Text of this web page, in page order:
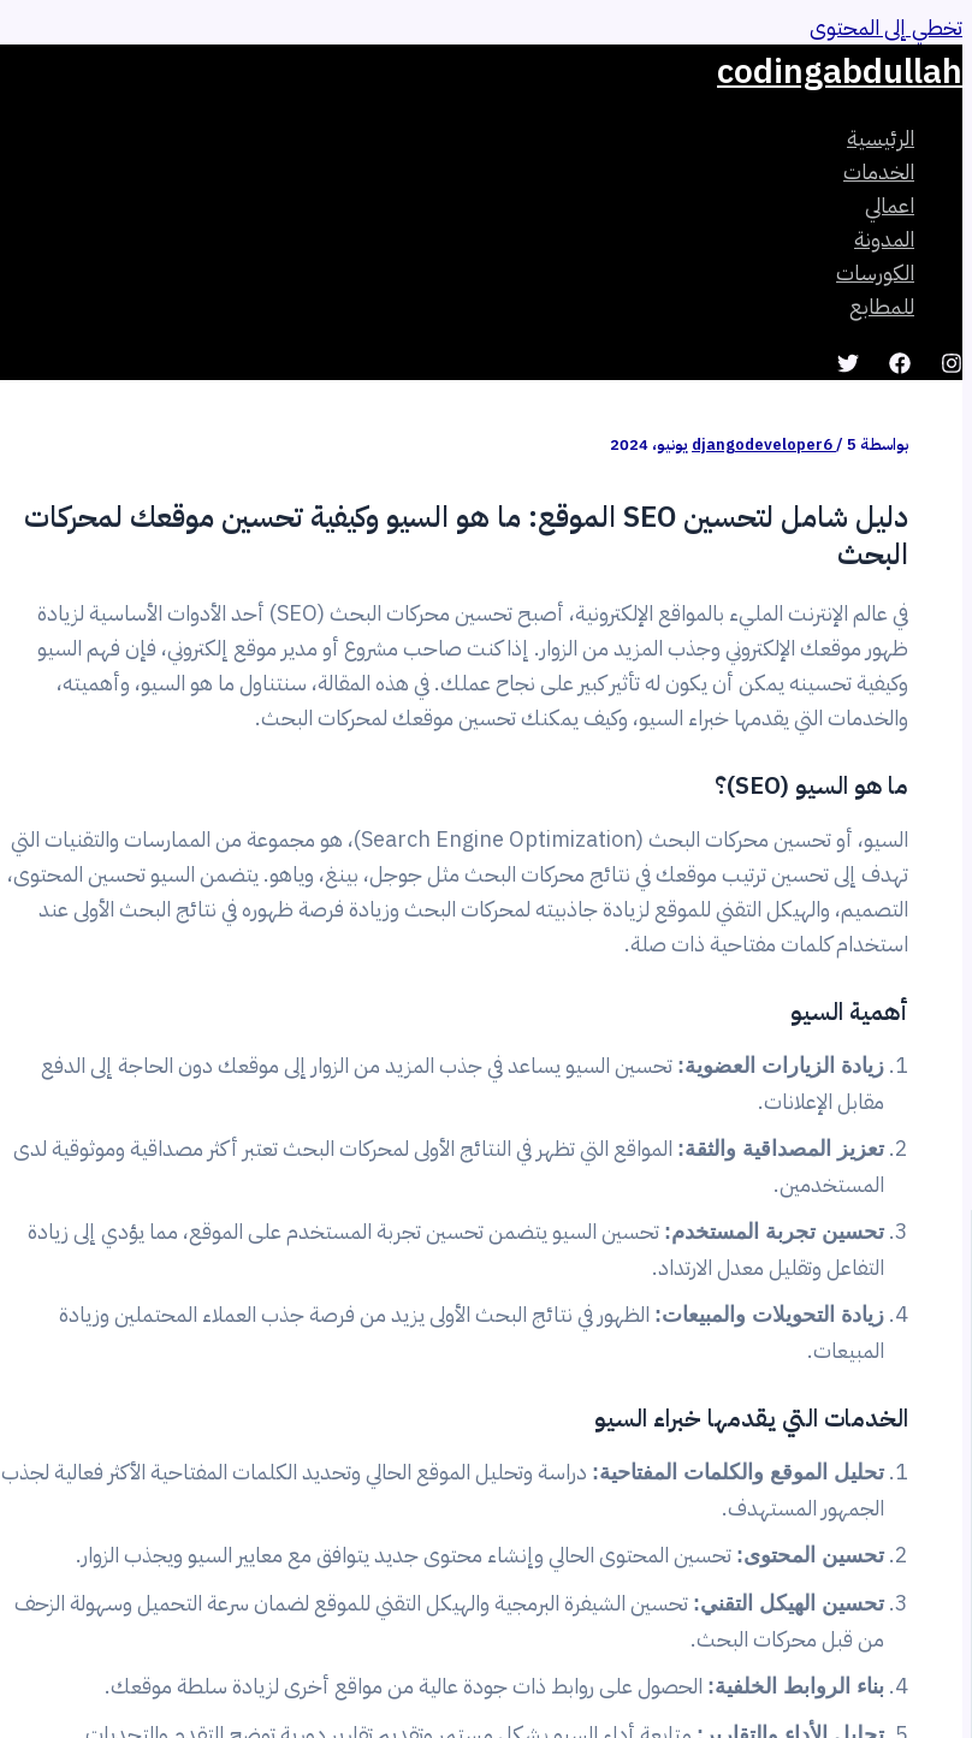
تخطي إلى المحتوى
codingabdullah
الرئيسية
الخدمات
اعمالي
المدونة
الكورسات
للمطابع
بواسطة djangodeveloper6/ 5 يونيو، 2024
دليل شامل لتحسين SEO الموقع: ما هو السيو وكيفية تحسين موقعك لمحركات
البحث
في عالم الإنترنت المليء بالمواقع الإلكترونية، أصبح تحسين محركات البحث (SEO) أحد الأدوات الأساسية لزيادة
ظهور موقعك الإلكتروني وجذب المزيد من الزوار. إذا كنت صاحب مشروع أو مدير موقع إلكتروني، فإن فهم السيو
وكيفية تحسينه يمكن أن يكون له تأثير كبير على نجاح عملك. في هذه المقالة، سنتناول ما هو السيو، وأهميته،
والخدمات التي يقدمها خبراء السيو، وكيف يمكنك تحسين موقعك لمحركات البحث.
ما هو السيو (SEO)؟
السيو، أو تحسين محركات البحث (Search Engine Optimization)، هو مجموعة من الممارسات والتقنيات التي
تهدف إلى تحسين ترتيب موقعك في نتائج محركات البحث مثل جوجل، بينغ، وياهو. يتضمن السيو تحسين المحتوى،
التصميم، والهيكل التقني للموقع لزيادة جاذبيته لمحركات البحث وزيادة فرصة ظهوره في نتائج البحث الأولى عند
استخدام كلمات مفتاحية ذات صلة.
أهمية السيو
زيادة الزيارات العضوية: تحسين السيو يساعد في جذب المزيد من الزوار إلى موقعك دون الحاجة إلى الدفع
مقابل الإعلانات.
تعزيز المصداقية والثقة: المواقع التي تظهر في النتائج الأولى لمحركات البحث تعتبر أكثر مصداقية وموثوقية لدى
المستخدمين.
تحسين تجربة المستخدم: تحسين السيو يتضمن تحسين تجربة المستخدم على الموقع، مما يؤدي إلى زيادة
التفاعل وتقليل معدل الارتداد.
زيادة التحويلات والمبيعات: الظهور في نتائج البحث الأولى يزيد من فرصة جذب العملاء المحتملين وزيادة
المبيعات.
الخدمات التي يقدمها خبراء السيو
تحليل الموقع والكلمات المفتاحية: دراسة وتحليل الموقع الحالي وتحديد الكلمات المفتاحية الأكثر فعالية لجذب
الجمهور المستهدف.
تحسين المحتوى: تحسين المحتوى الحالي وإنشاء محتوى جديد يتوافق مع معايير السيو ويجذب الزوار.
تحسين الهيكل التقني: تحسين الشيفرة البرمجية والهيكل التقني للموقع لضمان سرعة التحميل وسهولة الزحف
من قبل محركات البحث.
بناء الروابط الخلفية: الحصول على روابط ذات جودة عالية من مواقع أخرى لزيادة سلطة موقعك.